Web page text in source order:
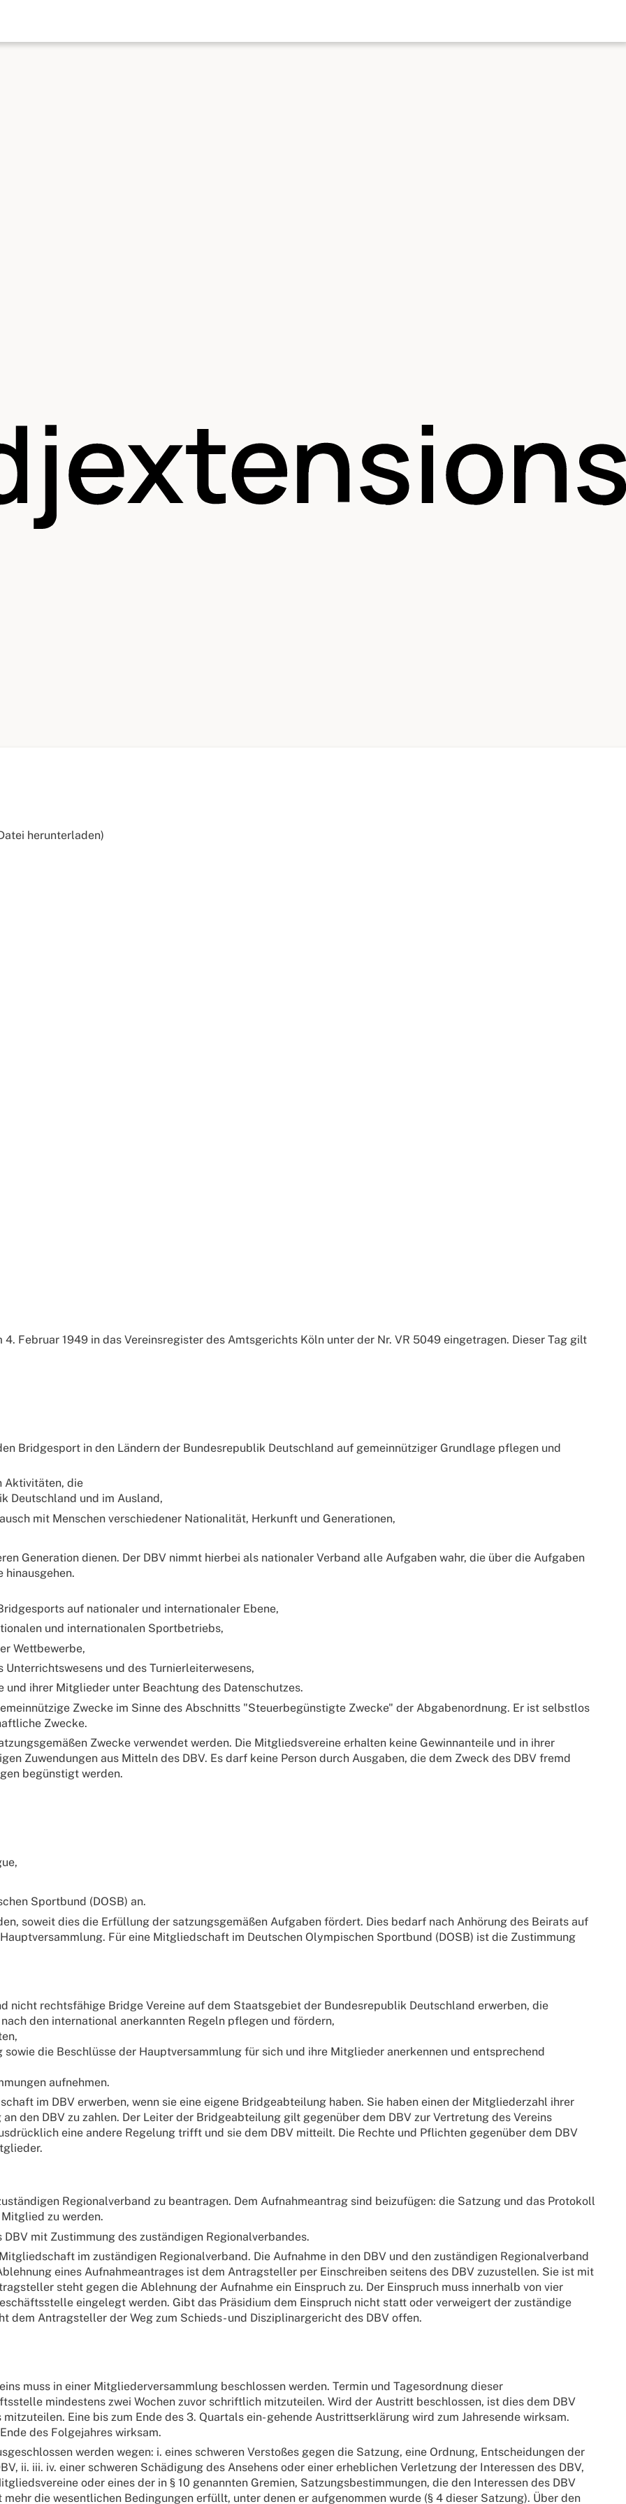
herunterladen)
4. Februar 1949 in das Vereinsregister des Amtsgerichts Köln unter der Nr. VR 5049 eingetragen. Dieser Tag gilt
Bridgesport in den Ländern der Bundesrepublik Deutschland auf gemeinnütziger Grundlage pflegen und
Aktivitäten, die
Deutschland und im Ausland,
mit Menschen verschiedener Nationalität, Herkunft und Generationen,
Generation dienen. Der DBV nimmt hierbei als nationaler Verband alle Aufgaben wahr, die über die Aufgaben
hinausgehen.
auf nationaler und internationaler Ebene,
und internationalen Sportbetriebs,
Wettbewerbe,
und des Turnierleiterwesens,
ihrer Mitglieder unter Beachtung des Datenschutzes.
Zwecke im Sinne des Abschnitts "Steuerbegünstigte Zwecke" der Abgabenordnung. Er ist selbstlos
Zwecke.
Zwecke verwendet werden. Die Mitgliedsvereine erhalten keine Gewinnanteile und in ihrer
Zuwendungen aus Mitteln des DBV. Es darf keine Person durch Ausgaben, die dem Zweck des DBV fremd
begünstigt werden.
Sportbund (DOSB) an.
soweit dies die Erfüllung der satzungsgemäßen Aufgaben fördert. Dies bedarf nach Anhörung des Beirats auf
Für eine Mitgliedschaft im Deutschen Olympischen Sportbund (DOSB) ist die Zustimmung
nicht rechtsfähige Bridge Vereine auf dem Staatsgebiet der Bundesrepublik Deutschland erwerben, die
den international anerkannten Regeln pflegen und fördern,
die Beschlüsse der Hauptversammlung für sich und ihre Mitglieder anerkennen und entsprechend
aufnehmen.
im DBV erwerben, wenn sie eine eigene Bridgeabteilung haben. Sie haben einen der Mitgliederzahl ihrer
den DBV zu zahlen. Der Leiter der Bridgeabteilung gilt gegenüber dem DBV zur Vertretung des Vereins
eine andere Regelung trifft und sie dem DBV mitteilt. Die Rechte und Pflichten gegenüber dem DBV
Regionalverband zu beantragen. Dem Aufnahmeantrag sind beizufügen: die Satzung und das Protokoll
zu werden.
mit Zustimmung des zuständigen Regionalverbandes.
im zuständigen Regionalverband. Die Aufnahme in den DBV und den zuständigen Regionalverband
eines Aufnahmeantrages ist dem Antragsteller per Einschreiben seitens des DBV zuzustellen. Sie ist mit
steht gegen die Ablehnung der Aufnahme ein Einspruch zu. Der Einspruch muss innerhalb von vier
eingelegt werden. Gibt das Präsidium dem Einspruch nicht statt oder verweigert der zuständige
dem Antragsteller der Weg zum Schieds- und Disziplinargericht des DBV offen.
muss in einer Mitgliederversammlung beschlossen werden. Termin und Tagesordnung dieser
mindestens zwei Wochen zuvor schriftlich mitzuteilen. Wird der Austritt beschlossen, ist dies dem DBV
Eine bis zum Ende des 3. Quartals ein- gehende Austrittserklärung wird zum Jahresende wirksam.
des Folgejahres wirksam.
werden wegen: i. eines schweren Verstoßes gegen die Satzung, eine Ordnung, Entscheidungen der
ii. iii. iv. einer schweren Schädigung des Ansehens oder einer erheblichen Verletzung der Interessen des DBV,
oder eines der in § 10 genannten Gremien, Satzungsbestimmungen, die den Interessen des DBV
die wesentlichen Bedingungen erfüllt, unter denen er aufgenommen wurde (§ 4 dieser Satzung). Über den